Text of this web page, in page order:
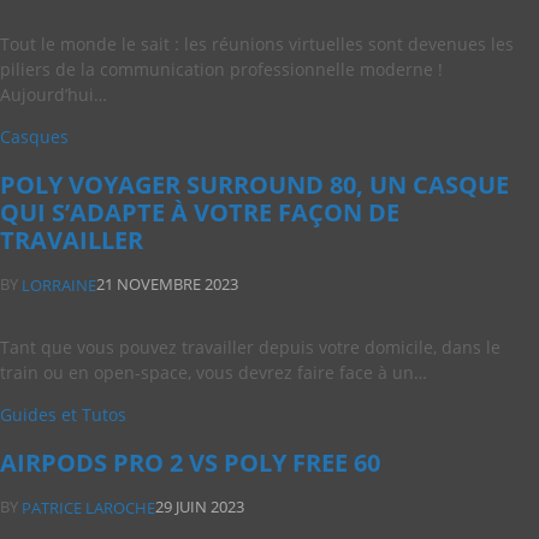
Tout le monde le sait : les réunions virtuelles sont devenues les
piliers de la communication professionnelle moderne !
Aujourd’hui…
Casques
POLY VOYAGER SURROUND 80, UN CASQUE
QUI S’ADAPTE À VOTRE FAÇON DE
TRAVAILLER
BY LORRAINE21 NOVEMBRE 2023
Tant que vous pouvez travailler depuis votre domicile, dans le
train ou en open-space, vous devrez faire face à un…
Guides et Tutos
AIRPODS PRO 2 VS POLY FREE 60
BY PATRICE LAROCHE29 JUIN 2023